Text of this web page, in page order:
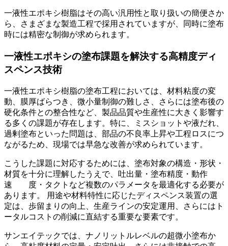
一液性エポキシ樹脂はその高い汎用性と取り扱いの簡便さか
ら、さまざまな製造工程で採用されていますが、同時に塗布
時には精密な制御が求められます。
一液性エポキシの塗布課題を解決する高精度ディ
スペンス技術
一液性エポキシ樹脂の塗布工程においては、材料粘度の変
動、膜厚ばらつき、微小量制御の難しさ、さらには塗布後の
硬化条件との整合性など、製品品質や生産性に大きく影響す
る多くの課題が存在します。特に、ミスショットや液だれ、
過剰塗布といった問題は、部品の不良率上昇や工程ロスにつ
ながるため、現場では早急な改善が求められています。
こうした課題に対応するためには、塗布対象の構造・形状・
材質を十分に理解したうえで、吐出量・塗布精度・動作
速 度・タクトなど複数のパラメータを最適化する必要が
あります。 用途や材料特性に応じたディスペンス装置の選
定は、歩留まりの向上、生産ラインの安定運用、さらにはト
ータルコストの削減に直結する重要な要素です。
サンエイテックでは、ナノリットルレベルの超微小塗布か